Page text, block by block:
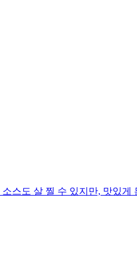
스도 살 찔 수 있지만, 맛있게